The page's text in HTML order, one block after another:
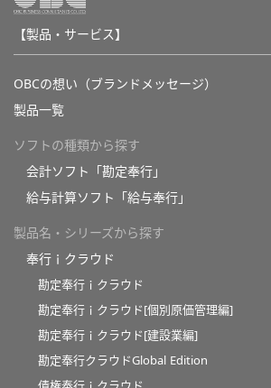
【製品・サービス】
OBCの想い（ブランドメッセージ）
製品一覧
ソフトの種類から探す
会計ソフト「勘定奉行」
給与計算ソフト「給与奉行」
製品名・シリーズから探す
奉行ｉクラウド
勘定奉行ｉクラウド
勘定奉行ｉクラウド[個別原価管理編]
勘定奉行ｉクラウド[建設業編]
勘定奉行クラウドGlobal Edition